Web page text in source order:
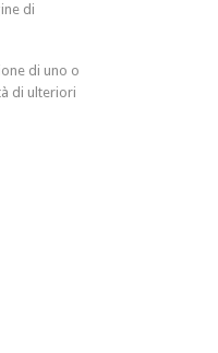
di
di uno o
di ulteriori